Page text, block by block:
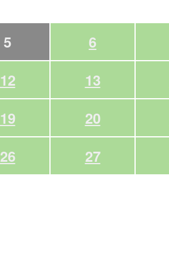
5 6
12 13
19 20
26 27